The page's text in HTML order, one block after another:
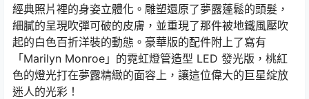
經典照片裡的身姿立體化。雕塑還原了夢露蓬鬆的頭髮，
細膩的呈現吹彈可破的皮膚，並重現了那件被地鐵風壓吹
起的白色百折洋裝的動態。豪華版的配件附上了寫有
「Marilyn Monroe」的霓虹燈管造型 LED 發光版，桃紅
色的燈光打在夢露精緻的面容上，讓這位偉大的巨星綻放
迷人的光彩！